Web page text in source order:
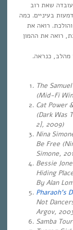
שאת רוב
בעיניים. כמה
רואה את
רואה את ההמון
מהלב, כנראה.
The
(Mid-Fi
Cat Power
(Dark Was
2], 2009)
Nina
Be Free
Simone,
Bessie
Hiding
By Alan
Pharaoh’s
Not
Argov,
Samba